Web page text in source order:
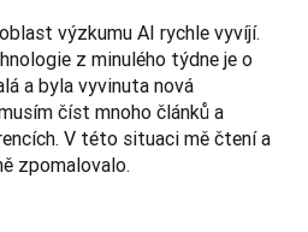
výzkumu AI rychle vyvíjí.
z minulého týdne je o
a byla vyvinuta nová
číst mnoho článků a
V této situaci mě čtení a
zpomalovalo.